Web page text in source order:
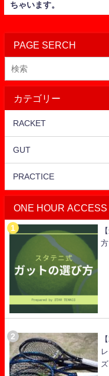
ちゃいます。
PAGE SERCH
カテゴリー
RACKET
GUT
PRACTICE
ONE HOUR
ズ